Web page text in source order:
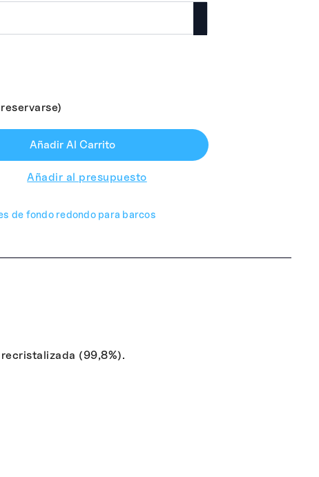
Añadir Al Carrito
Añadir al presupuesto
de fondo redondo para barcos
(99,8%).